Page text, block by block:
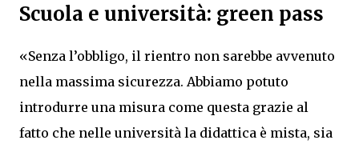
Scuola e università: green pass
«Senza l’obbligo, il rientro non sarebbe avvenuto
nella massima sicurezza. Abbiamo potuto
introdurre una misura come questa grazie al
fatto che nelle università la didattica è mista, sia